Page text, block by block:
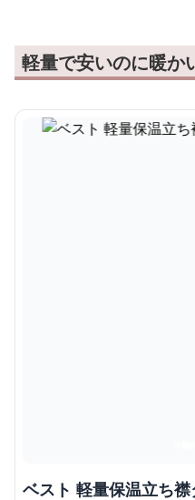
軽量で安いのに暖か
ベスト 軽量保温立ち襟